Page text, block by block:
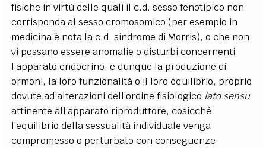
fisiche in virtù delle quali il c.d. sesso fenotipico non
corrisponda al sesso cromosomico (per esempio in
medicina è nota la c.d. sindrome di Morris), o che non
vi possano essere anomalie o disturbi concernenti
l’apparato endocrino, e dunque la produzione di
ormoni, la loro funzionalità o il loro equilibrio, proprio
dovute ad alterazioni dell’ordine fisiologico lato sensu
attinente all’apparato riproduttore, cosicché
l’equilibrio della sessualità individuale venga
compromesso o perturbato con conseguenze